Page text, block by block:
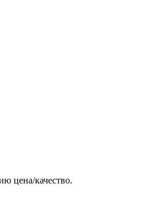
цена/качество.